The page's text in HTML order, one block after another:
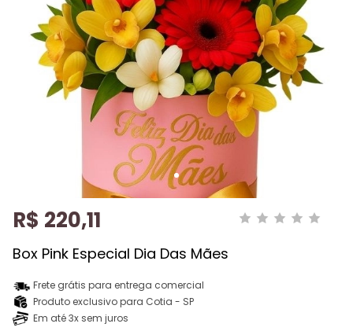
R$ 220,11
Box Pink Especial Dia Das Mães
Frete grátis para entrega comercial
Produto exclusivo para Cotia - SP
Em até 3x sem juros